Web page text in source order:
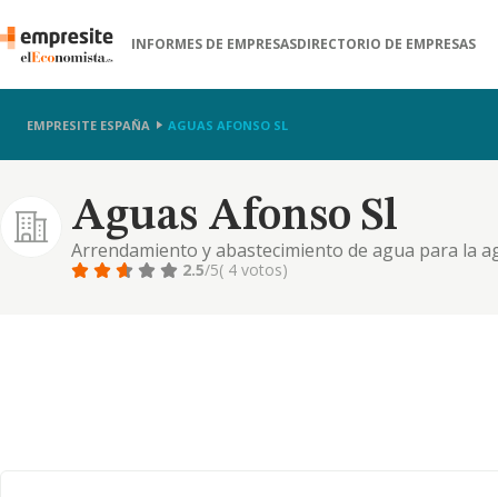
INFORMES DE EMPRESASDIRECTORIO DE EMPRESAS
EMPRESITE ESPAÑA AGUAS AFONSO SL
Aguas Afonso Sl
Arrendamiento y abastecimiento de agua para la
2.5/5( 4 votos)